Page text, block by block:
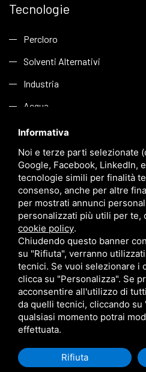
Tecnologie
Percloro
Solventi Alternativi
Industria
Acqua
Link
Azienda
Applicazioni
Sostenibilità
News
Contatti
SITEMAP
• QUESTO SITO È PROTETTO DA
TERMS OF SERVICE
Informativa
Noi e terze parti selezionate
Google, Facebook, LinkedIn,
tecnologie simili per finalità
consenso, anche per altre
per mostrati annunci
personalizzati più utili per te,
cookie policy.
Chiudendo questo banner
su "Rifiuta", verranno
tecnici. Se vuoi selezionare i
clicca su "Personalizza". Se
acconsentire all'utilizzo di
da quelli tecnici, cliccando su
qualsiasi momento potrai
effettuata.
Rifiuta